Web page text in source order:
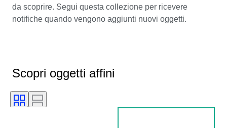
da scoprire. Segui questa collezione per ricevere
notifiche quando vengono aggiunti nuovi oggetti.
Scopri oggetti affini